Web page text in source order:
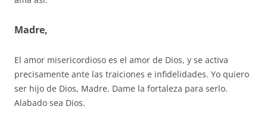
Madre,
El amor misericordioso es el amor de Dios, y se activa
precisamente ante las traiciones e infidelidades. Yo quiero
ser hijo de Dios, Madre. Dame la fortaleza para serlo.
Alabado sea Dios.